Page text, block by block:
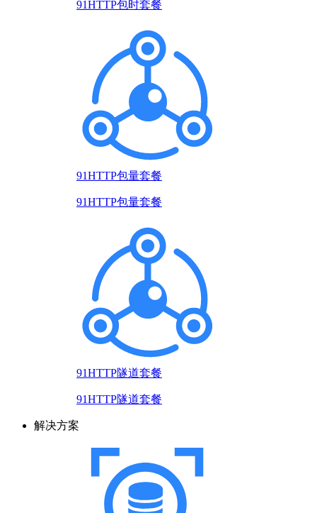
91HTTP包时套餐
91HTTP包量套餐
91HTTP包量套餐
91HTTP隧道套餐
91HTTP隧道套餐
解决方案